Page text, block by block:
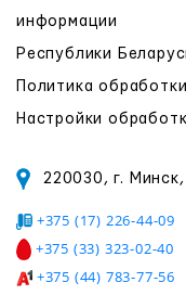
информации
Республики
Политика
Настройки
220030, г.
+375 (17) 226-44-09
+375 (33) 323-02-40
+375 (44) 783-77-56